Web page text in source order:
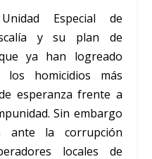
Especial de
y su plan de
ya han logreado
los homicidios más
esperanza frente a
Sin embargo
ante la corrupción
locales de